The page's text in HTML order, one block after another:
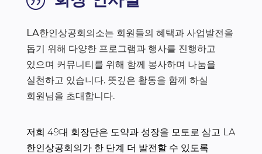
LA한인상공회의소는 회원들의 혜택과 사업발전을
돕기 위해 다양한 프로그램과 행사를 진행하고
있으며 커뮤니티를 위해 함께 봉사하며 나눔을
실천하고 있습니다. 뜻깊은 활동을 함께 하실
회원님을 초대합니다.
저희 49대 회장단은 도약과 성장을 모토로 삼고 LA
한인상공회의가 한 단계 더 발전할 수 있도록